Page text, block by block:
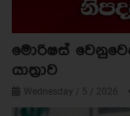
මොරිෂස්
යාත්‍රාව
Wednesday / 5 / 2026